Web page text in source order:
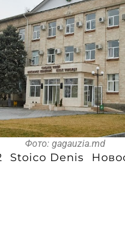
Фото: gagauzia.md
Stoico Denis